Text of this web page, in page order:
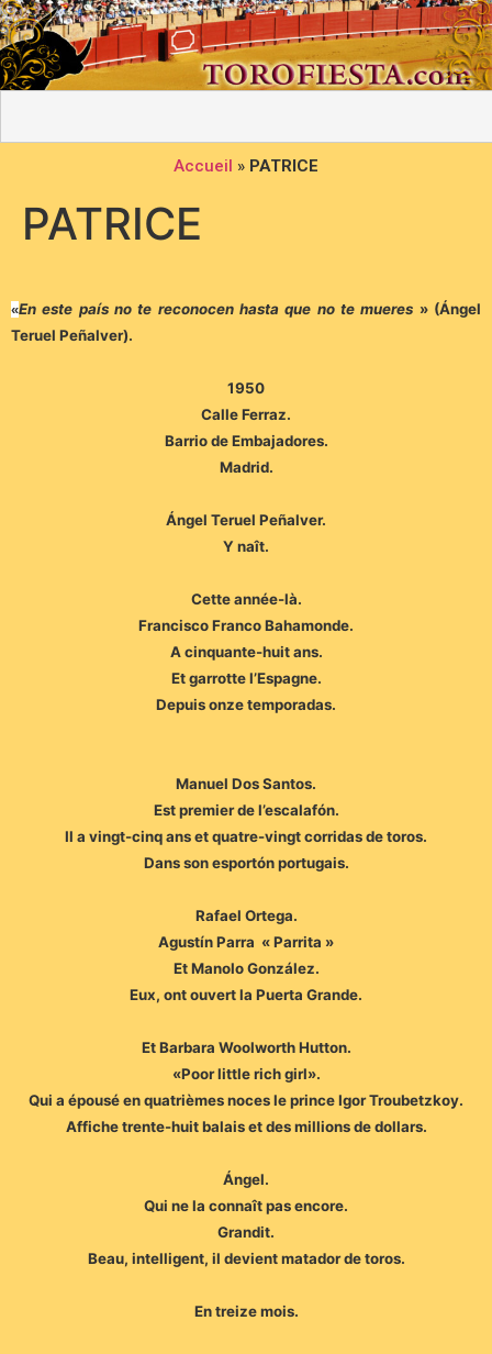
Accueil » PATRICE
PATRICE
«En este país no te reconocen hasta que no te mueres » (Ángel
Teruel Peñalver).
1950
Calle Ferraz.
Barrio de Embajadores.
Madrid.
Ángel Teruel Peñalver.
Y naît.
Cette année-là.
Francisco Franco Bahamonde.
A cinquante-huit ans.
Et garrotte l’Espagne.
Depuis onze temporadas.
Manuel Dos Santos.
Est premier de l’escalafón.
Il a vingt-cinq ans et quatre-vingt corridas de toros.
Dans son esportón portugais.
Rafael Ortega.
Agustín Parra « Parrita »
Et Manolo González.
Eux, ont ouvert la Puerta Grande.
Et Barbara Woolworth Hutton.
«Poor little rich girl».
Qui a épousé en quatrièmes noces le prince Igor Troubetzkoy.
Affiche trente-huit balais et des millions de dollars.
Ángel.
Qui ne la connaît pas encore.
Grandit.
Beau, intelligent, il devient matador de toros.
En treize mois.